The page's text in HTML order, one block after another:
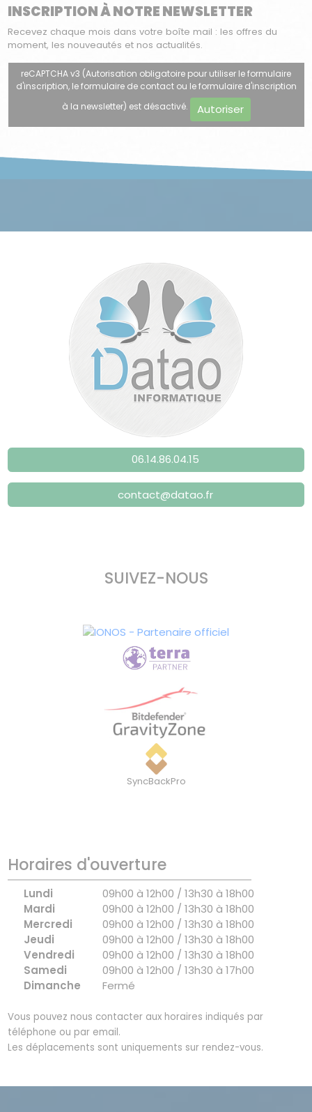
INSCRIPTION À NOTRE NEWSLETTER
Recevez chaque mois dans votre boîte mail : les offres du
moment, les nouveautés et nos actualités.
reCAPTCHA v3 (Autorisation obligatoire pour utiliser le formulaire
d'inscription, le formulaire de contact ou le formulaire d'inscription
à la newsletter) est désactivé.
Autoriser
06.14.86.04.15
contact@datao.fr
SUIVEZ-NOUS
SyncBackPro
Horaires d'ouverture
Lundi
09h00 à 12h00 / 13h30 à 18h00
Mardi
09h00 à 12h00 / 13h30 à 18h00
Mercredi
09h00 à 12h00 / 13h30 à 18h00
Jeudi
09h00 à 12h00 / 13h30 à 18h00
Vendredi
09h00 à 12h00 / 13h30 à 18h00
Samedi
09h00 à 12h00 / 13h30 à 17h00
Dimanche
Fermé
Vous pouvez nous contacter aux horaires indiqués par
téléphone ou par email.
Les déplacements sont uniquements sur rendez-vous.